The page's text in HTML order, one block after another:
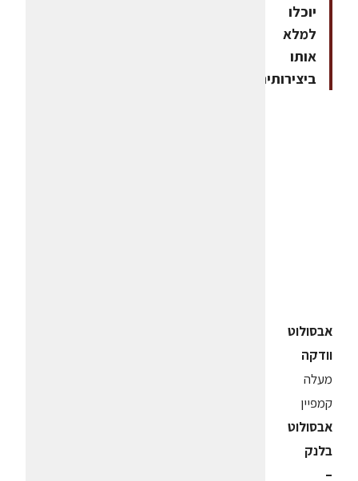
יוכלו
למלא
אותו
ביצירותיהם
אבסולוט
וודקה
מעלה
קמפיין
אבסולוט
בלנק
–